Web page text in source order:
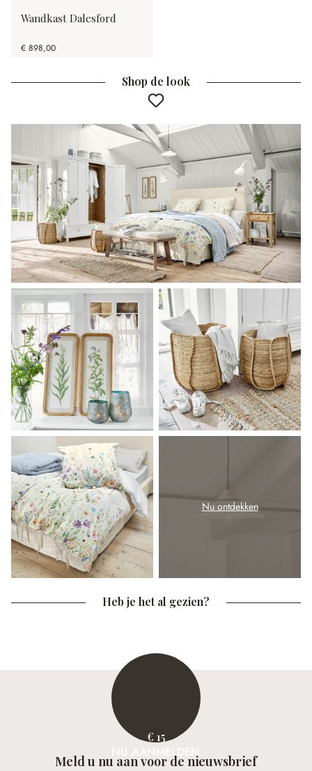
Wandkast Dalesford
€ 898,00
Shop de look
Nu ontdekken
Heb je het al gezien?
€ 15
NU AANMELDEN
Meld u nu aan voor de nieuwsbrief